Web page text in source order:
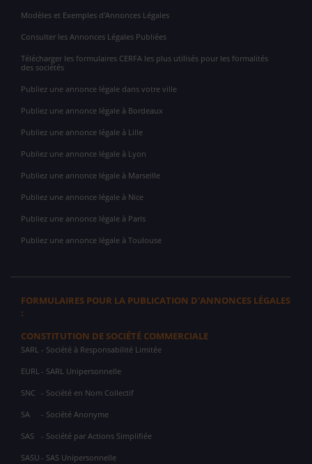
Modèles et Exemples d'Annonces Légales
Consulter les Annonces Légales Publiées
Télécharger les formulaires CERFA les plus utilisés pour les formalités
des sociétés
Publiez une annonce légale dans votre ville
Publiez une annonce légale à Bordeaux
Publiez une annonce légale à Lille
Publiez une annonce légale à Lyon
Publiez une annonce légale à Marseille
Publiez une annonce légale à Nice
Publiez une annonce légale à Paris
Publiez une annonce légale à Toulouse
FORMULAIRES POUR LA PUBLICATION D'ANNONCES LÉGALES
:
CONSTITUTION DE SOCIÉTÉ COMMERCIALE
SARL - Société à Responsabilité Limitée
EURL - SARL Unipersonnelle
SNC - Société en Nom Collectif
SA - Société Anonyme
SAS - Société par Actions Simplifiée
SASU - SAS Unipersonnelle